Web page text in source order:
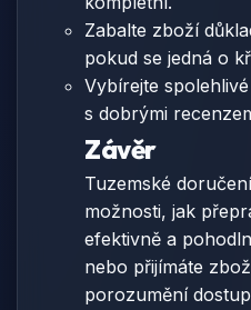
Zabalte zboží
pokud se jedná o
Vybírejte
s dobrými
Závěr
Tuzemské
možnosti, jak
efektivně a
nebo přijímáte
porozumění